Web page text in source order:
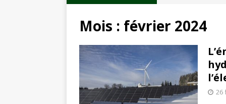
[ 20 juillet 2026 ]
circulaire
[ 13 juillet 2026 ]
emballages
[ 6 juillet 2026 ]
Mois : février 2024
26